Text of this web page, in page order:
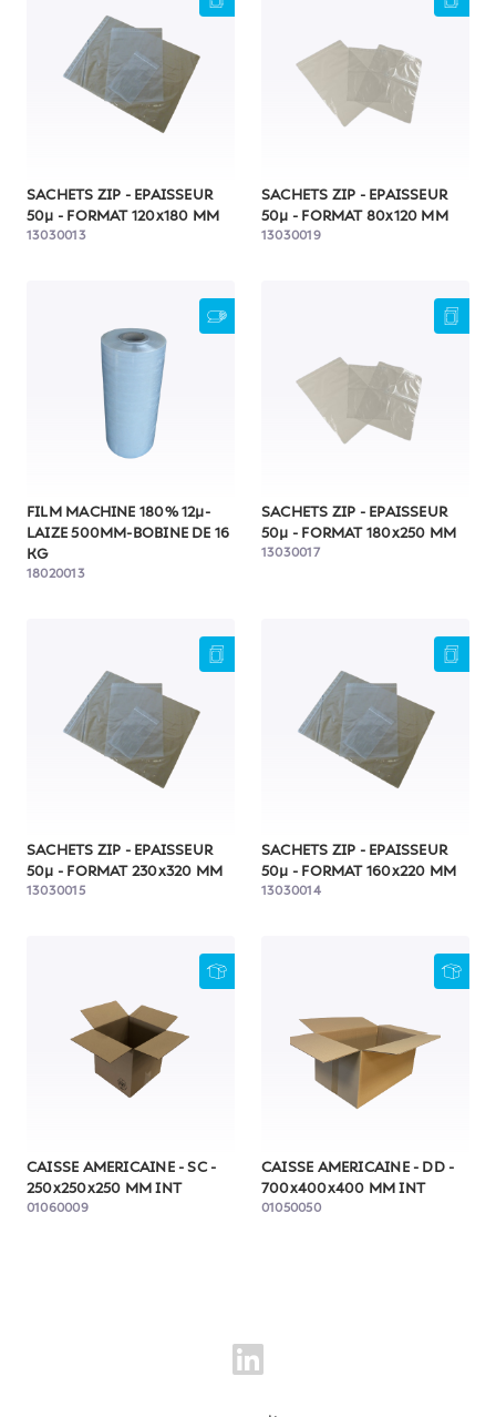
SACHETS ZIP - EPAISSEUR
50µ - FORMAT 120x180 MM
13030013
SACHETS ZIP - EPAISSEUR
50µ - FORMAT 80x120 MM
13030019
FILM MACHINE 180% 12µ-
LAIZE 500MM-BOBINE DE 16
KG
18020013
SACHETS ZIP - EPAISSEUR
50µ - FORMAT 180x250 MM
13030017
SACHETS ZIP - EPAISSEUR
50µ - FORMAT 230x320 MM
13030015
SACHETS ZIP - EPAISSEUR
50µ - FORMAT 160x220 MM
13030014
CAISSE AMERICAINE - SC -
250x250x250 MM INT
01060009
CAISSE AMERICAINE - DD -
700x400x400 MM INT
01050050